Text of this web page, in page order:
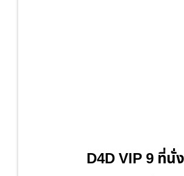
D4D VIP 9 ที่นั่ง